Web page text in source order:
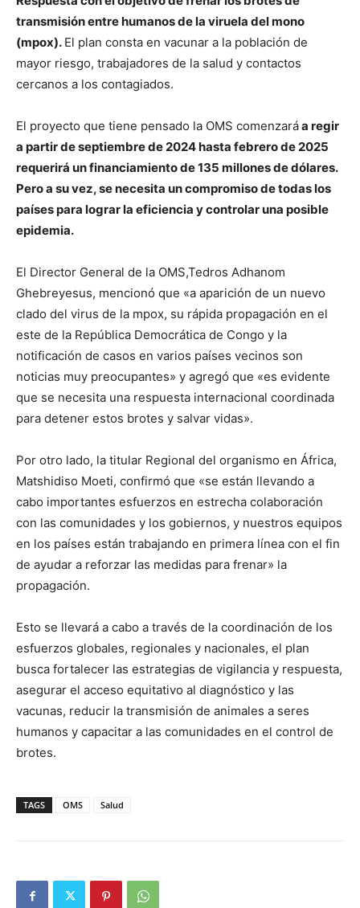
transmisión entre humanos de la viruela del mono
(mpox). El plan consta en vacunar a la población de
mayor riesgo, trabajadores de la salud y contactos
cercanos a los contagiados.
El proyecto que tiene pensado la OMS comenzaráa regir
a partir de septiembre de 2024 hasta febrero de 2025
requerirá un financiamiento de 135 millones de dólares.
Pero a su vez, se necesita un compromiso de todas los
países para lograr la eficiencia y controlar una posible
epidemia.
El Director General de la OMS,Tedros Adhanom
Ghebreyesus, mencionó que «a aparición de un nuevo
clado del virus de la mpox, su rápida propagación en el
este de la República Democrática de Congo y la
notificación de casos en varios países vecinos son
noticias muy preocupantes» y agregó que «es evidente
que se necesita una respuesta internacional coordinada
para detener estos brotes y salvar vidas».
Por otro lado, la titular Regional del organismo en África,
Matshidiso Moeti, confirmó que «se están llevando a
cabo importantes esfuerzos en estrecha colaboración
con las comunidades y los gobiernos, y nuestros equipos
en los países están trabajando en primera línea con el fin
de ayudar a reforzar las medidas para frenar» la
propagación.
Esto se llevará a cabo a través de la coordinación de los
esfuerzos globales, regionales y nacionales, el plan
busca fortalecer las estrategias de vigilancia y respuesta,
asegurar el acceso equitativo al diagnóstico y las
vacunas, reducir la transmisión de animales a seres
humanos y capacitar a las comunidades en el control de
brotes.
TAGS OMS Salud